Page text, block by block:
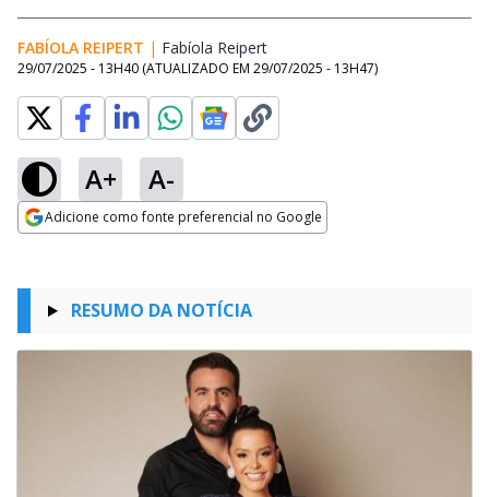
FABÍOLA REIPERT | Fabíola Reipert
29/07/2025 - 13H40 (ATUALIZADO EM 29/07/2025 - 13H47)
A+ A-
Adicione como fonte preferencial no Google
RESUMO DA NOTÍCIA